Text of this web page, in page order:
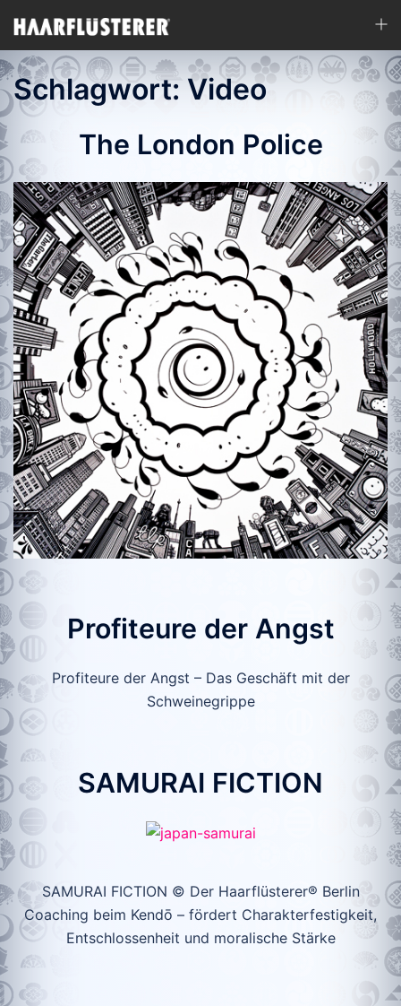
Inhalt
springen
Schlagwort:Video
The London Police
Profiteure der Angst
Profiteure der Angst – Das Geschäft mit der
Schweinegrippe
SAMURAI FICTION
SAMURAI FICTION © Der Haarflüsterer® Berlin
Coaching beim Kendō – fördert Charakterfestigkeit,
Entschlossenheit und moralische Stärke